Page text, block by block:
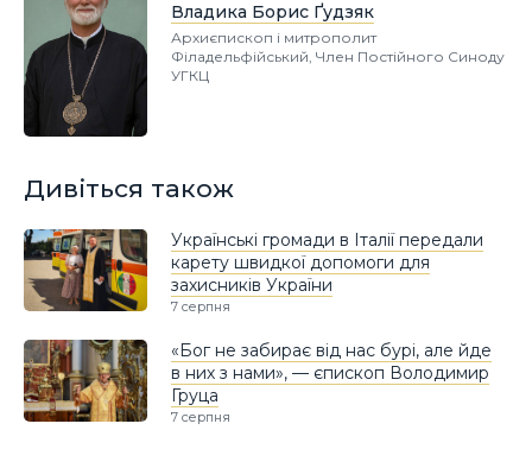
Владика Борис Ґудзяк
Архиєпископ і митрополит
Філадельфійський, Член Постійного Синоду
УГКЦ
Дивіться також
Українські громади в Італії передали
карету швидкої допомоги для
захисників України
7 серпня
«Бог не забирає від нас бурі, але йде
в них з нами», — єпископ Володимир
Груца
7 серпня